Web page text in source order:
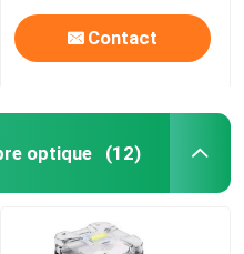
Contact
optique (12)